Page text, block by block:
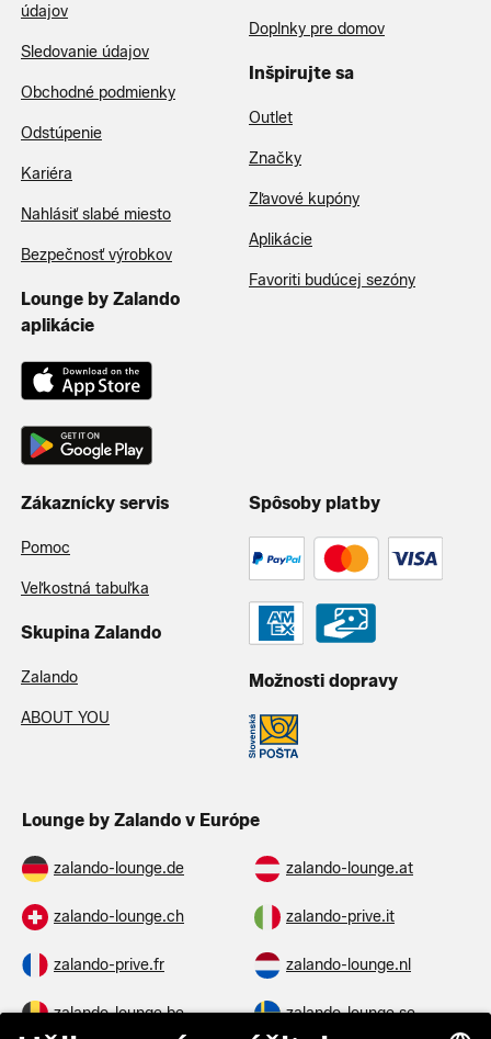
údajov
Sledovanie údajov
Obchodné podmienky
Odstúpenie
Kariéra
Nahlásiť slabé miesto
Bezpečnosť výrobkov
Lounge by Zalando
aplikácie
Doplnky pre domov
Inšpirujte sa
Outlet
Značky
Zľavové kupóny
Aplikácie
Favoriti budúcej sezóny
Zákaznícky servis
Pomoc
Veľkostná tabuľka
Skupina Zalando
Zalando
ABOUT YOU
Spôsoby platby
Možnosti dopravy
Lounge by Zalando v Európe
zalando-lounge.de zalando-lounge.at
zalando-lounge.ch zalando-prive.it
zalando-prive.fr zalando-lounge.nl
zalando-lounge.be zalando-lounge.se